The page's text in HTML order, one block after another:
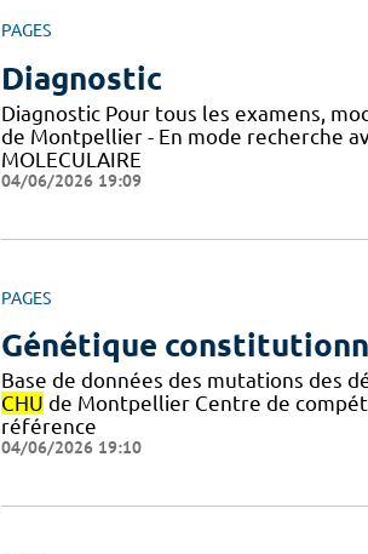
PAGES
Diagnostic
Diagnostic Pour tous les examens,
de Montpellier - En mode recherche
MOLECULAIRE
04/06/2026 19:09
PAGES
Génétique
Base de données des mutations des
CHU de Montpellier Centre de
référence
04/06/2026 19:10